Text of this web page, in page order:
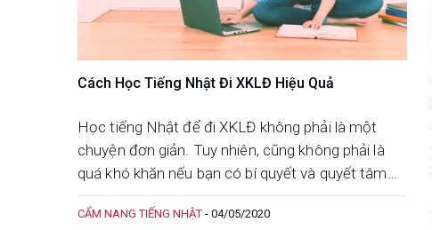
Cách Học Tiếng Nhật Đi XKLĐ Hiệu Quả
Học tiếng Nhật để đi XKLĐ không phải là một
chuyện đơn giản. Tuy nhiên, cũng không phải là
quá khó khăn nếu bạn có bí quyết và quyết tâm
học tập. Bài viết sau đây sẽ đưa ra một số lời
khuyên hữu ích giúp bạn dễ dàng hơn khi học tiếng
CẨM NANG TIẾNG NHẬT - 04/05/2020